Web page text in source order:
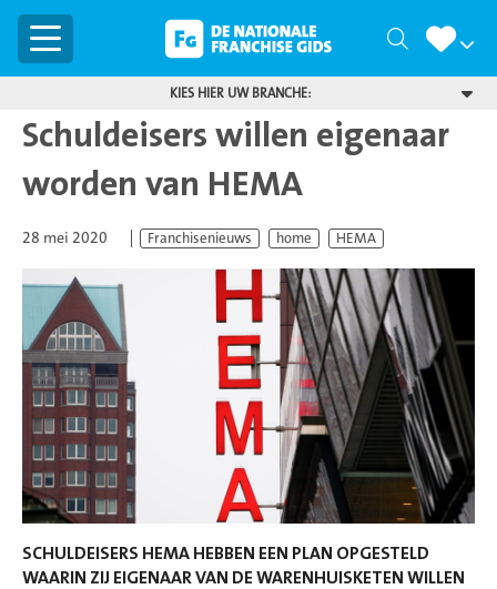
Menu Zoeken
KIES HIER UW BRANCHE:
Schuldeisers willen eigenaar
worden van HEMA
28 mei 2020 Franchisenieuws home HEMA
SCHULDEISERS HEMA HEBBEN EEN PLAN OPGESTELD
WAARIN ZIJ EIGENAAR VAN DE WARENHUISKETEN WILLEN